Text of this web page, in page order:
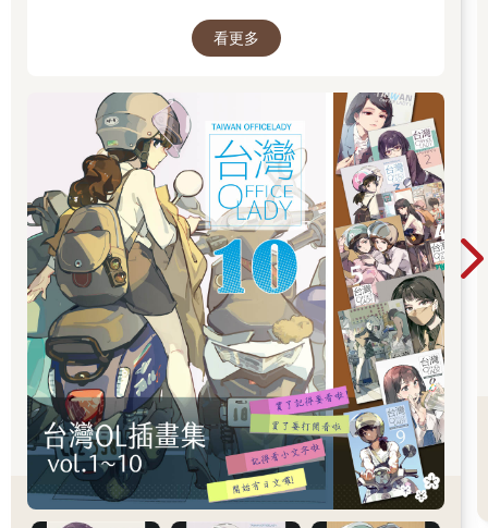
經訓練後，這些農奴芭蕾舞者得以參加各種舞會和儀式活動，猶
有素、多愁善感的藝術家）往往還充當情婦或私人後宮的一員，
不僅要在裸身或衣著暴露的狀態下表演，偶爾還會用皮鞭當道
具。接受羞辱和抹殺自我都是成為舞者的必備技能。時至十九世
紀中葉，支撐這種放縱行為的封建財政結構已崩潰，許多農奴舞
者因此被賣給皇家劇院。她們在那裡重獲自由，但也付出新的代
價，這次是為沙皇本人提供服務。宮廷負責決定她們的職業（這
位去演戲，那位去跳舞），且服務年資須達十年，以補償培訓支
出。若未經許可，她們無法擅自離開城市或結婚，性剝削仍司空
見慣。在喬治來到劇院學校的數年前，農奴制和這些殘餘陋習已
正式畫下句點，但劇院學校的許多學生和教職員仍出身低微或曾
為農奴，而皇家劇院的管理者則為地位較高的前農奴主人及其後
代。當時芭蕾舞團的領舞瑪蒂達．克謝辛斯卡婭（Matilda
Kschessinskaya）便是延續前朝惡習最臭名昭彰的例子。人們都
稱呼她為「金色瑪蒂達」（Golden Matilda）。其父為波蘭人物舞
蹈的舞者，雖然她出身卑微，但卻長期受皇位繼承人尼古拉的供
養，享受充滿豪宅、珠寶、藝術品和濱海假期的奢華生活方式。
當尼古拉成婚並登基為沙皇後，瑪蒂達就轉為跟著公爵。
這一切都悄悄發生在皇家劇院學校厚厚的石牆內。此學校在這段
看更多